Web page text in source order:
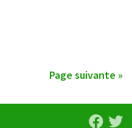
Page suivante »